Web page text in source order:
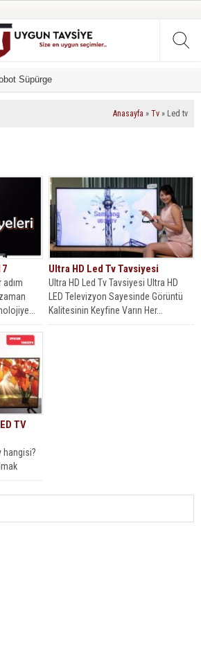
Süpürge
Anasayfa » Tv » Led tv
Ultra HD Led Tv Tavsiyesi
Ultra HD Led Tv Tavsiyesi Ultra HD
LED Televizyon Sayesinde Görüntü
Kalitesinin Keyfine Varın Her...
TV
hangisi?